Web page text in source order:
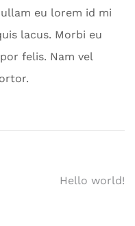
eu lorem id mi
lacus. Morbi eu
felis. Nam vel
Hello world!